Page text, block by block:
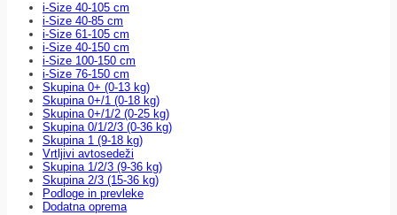
i-Size 40-105 cm
i-Size 40-85 cm
i-Size 61-105 cm
i-Size 40-150 cm
i-Size 100-150 cm
i-Size 76-150 cm
Skupina 0+ (0-13 kg)
Skupina 0+/1 (0-18 kg)
Skupina 0+/1/2 (0-25 kg)
Skupina 0/1/2/3 (0-36 kg)
Skupina 1 (9-18 kg)
Vrtljivi avtosedeži
Skupina 1/2/3 (9-36 kg)
Skupina 2/3 (15-36 kg)
Podloge in prevleke
Dodatna oprema